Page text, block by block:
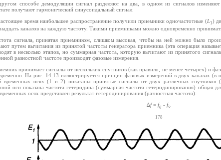
способе демодуляции сигнал разделяют на два, в одном из сигналов
получают гармонический синусоидальный сигнал.
время наибольшее распространение получили приемники одночастотные (L1)
каналов на каждую частоту. Такими приемниками можно одновременно
сигнала, принятая приемником, слишком высокая, чтобы на ней можно было
путем вычитания из принятой частоты генератора приемника (эта операция
в несколько этапов, но суммарная частота, которую вычитают из принятого
разностной частоте производят фазовые измерения.
принимает сигналы от нескольких спутников (как правило, не менее четырех) и
На рис. 14.13 иллюстрируется принцип фазовых измерений в двух каналах (в
временных осях (1 и 2) показаны принятые сигналы от двух различных спутников
оси показана частота гетеродина (суммарная частота гетеродинирования) общая
осях представлен результат гетеродинирования (разностная частота):
∆f= fg - fs
178